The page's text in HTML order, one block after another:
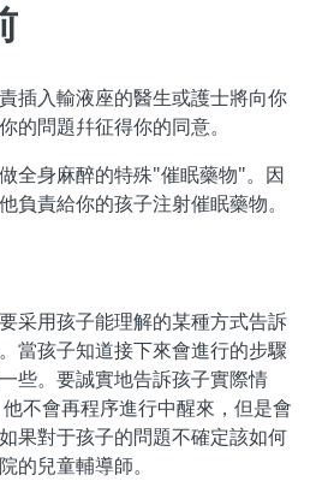
插入輸液座的醫生或護士將向你
的問題幷征得你的同意。
全身麻醉的特殊"催眠藥物"。因
負責給你的孩子注射催眠藥物。
采用孩子能理解的某種方式告訴
當孩子知道接下來會進行的步驟
些。要誠實地告訴孩子實際情
不會再程序進行中醒來，但是會
果對于孩子的問題不確定該如何
的兒童輔導師。